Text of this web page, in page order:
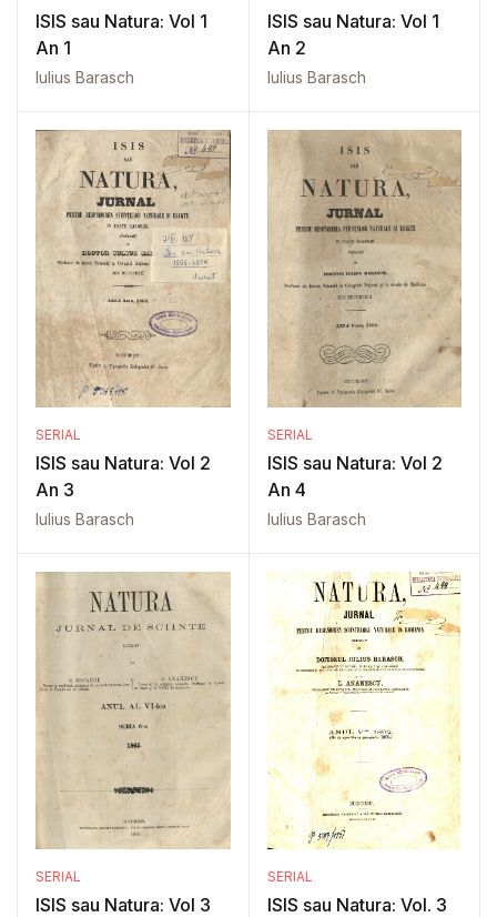
ISIS sau Natura: Vol 1
An 1
Iulius Barasch
ISIS sau Natura: Vol 1
An 2
Iulius Barasch
SERIAL
ISIS sau Natura: Vol 2
An 3
Iulius Barasch
SERIAL
ISIS sau Natura: Vol 2
An 4
Iulius Barasch
SERIAL
ISIS sau Natura: Vol 3
SERIAL
ISIS sau Natura: Vol. 3